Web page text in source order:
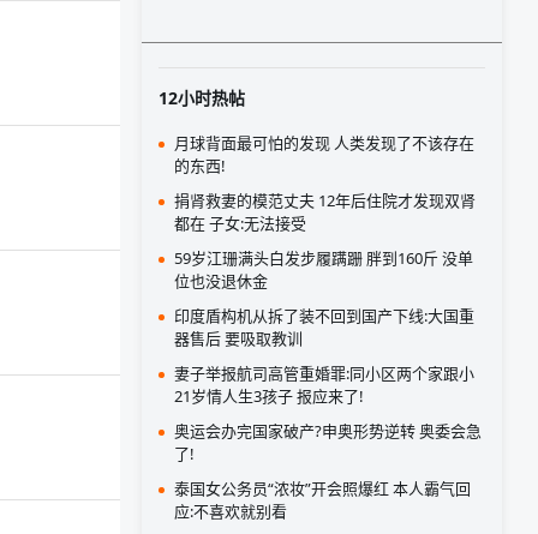
12小时热帖
月球背面最可怕的发现 人类发现了不该存在
的东西!
捐肾救妻的模范丈夫 12年后住院才发现双肾
都在 子女:无法接受
59岁江珊满头白发步履蹒跚 胖到160斤 没单
位也没退休金
印度盾构机从拆了装不回到国产下线:大国重
器售后 要吸取教训
妻子举报航司高管重婚罪:同小区两个家跟小
21岁情人生3孩子 报应来了!
奥运会办完国家破产?申奥形势逆转 奥委会急
了!
泰国女公务员“浓妆”开会照爆红 本人霸气回
应:不喜欢就别看